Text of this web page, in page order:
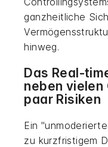
ganzheitliche
hinweg.
Das Real-
neben vielen
paar Risiken
Ein
zu kurzfristigem